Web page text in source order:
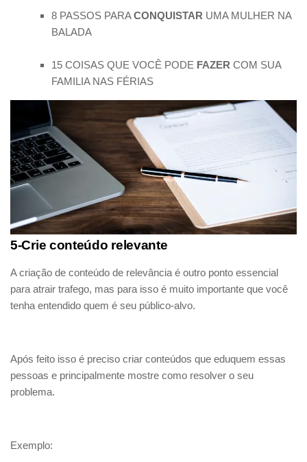
8 PASSOS PARACONQUISTAR UMA MULHER NA
BALADA
15 COISAS QUE VOCÊ PODE FAZER COM SUA
FAMILIA NAS FÉRIAS
5-Crie conteúdo relevante
A criação de conteúdo de relevância é outro ponto essencial
para atrair trafego, mas para isso é muito importante que você
tenha entendido quem é seu público-alvo.
Após feito isso é preciso criar conteúdos que eduquem essas
pessoas e principalmente mostre como resolver o seu
problema.
Exemplo: